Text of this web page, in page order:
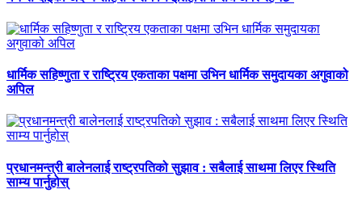
धार्मिक सहिष्णुता र राष्ट्रिय एकताका पक्षमा उभिन धार्मिक समुदायका अगुवाको
अपिल
प्रधानमन्त्री बालेनलाई राष्ट्रपतिको सुझाव : सबैलाई साथमा लिएर स्थिति
साम्य पार्नुहोस्